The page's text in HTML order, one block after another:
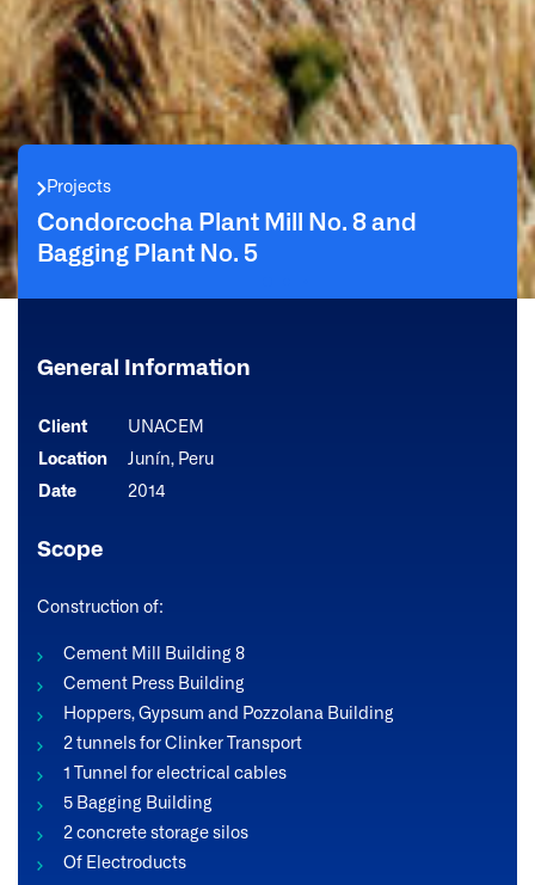
Projects
Condorcocha Plant Mill No. 8 and
Bagging Plant No. 5
General Information
Client
UNACEM
Location
Junín, Peru
Date
2014
Scope
Construction of:
Cement Mill Building 8
Cement Press Building
Hoppers, Gypsum and Pozzolana Building
2 tunnels for Clinker Transport
1 Tunnel for electrical cables
5 Bagging Building
2 concrete storage silos
Of Electroducts